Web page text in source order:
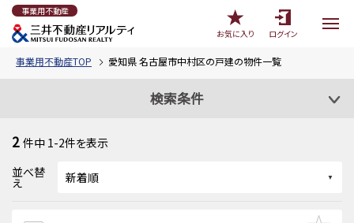
事業用不動産
お気に入り
ログイン
事業用不動産TOP 愛知県 名古屋市中村区の戸建の物件一覧
検索条件
2 件中 1-2件を表示
並べ替
え